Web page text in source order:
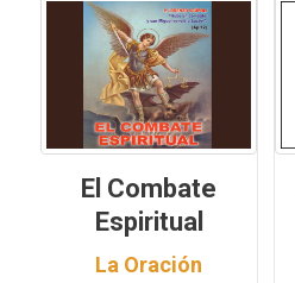
El Combate
Espiritual
La Oración